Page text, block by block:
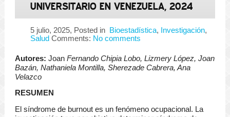
UNIVERSITARIO EN VENEZUELA, 2024
5 julio, 2025, Posted in Bioestadística, Investigación,
Salud Comments: No comments
Autores: JoanFernando Chipia Lobo, Lizmery López, Joan
Bazán, Nathaniela Montilla, Sherezade Cabrera, Ana
Velazco
RESUMEN
El síndrome de burnout es un fenómeno ocupacional. La